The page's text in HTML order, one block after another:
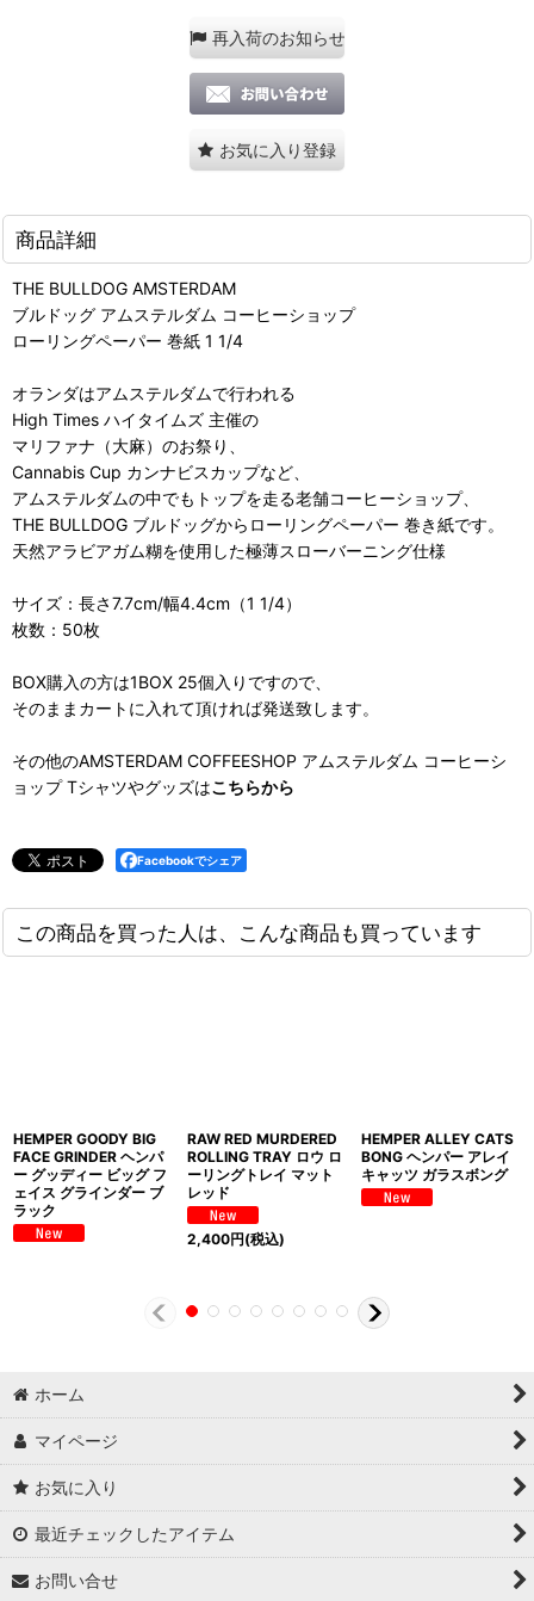
再入荷のお知らせ
お気に入り登録
商品詳細
THE BULLDOG AMSTERDAM
ブルドッグ アムステルダム コーヒーショップ
ローリングペーパー 巻紙 1 1/4
オランダはアムステルダムで行われる
High Times ハイタイムズ 主催の
マリファナ（大麻）のお祭り、
Cannabis Cup カンナビスカップなど、
アムステルダムの中でもトップを走る老舗コーヒーショップ、
THE BULLDOG ブルドッグからローリングペーパー 巻き紙です。
天然アラビアガム糊を使用した極薄スローバーニング仕様
サイズ：長さ7.7cm/幅4.4cm（1 1/4）
枚数：50枚
BOX購入の方は1BOX 25個入りですので、
そのままカートに入れて頂ければ発送致します。
その他のAMSTERDAM COFFEESHOP アムステルダム コーヒーシ
ョップ Tシャツやグッズはこちらから
Facebookでシェア
この商品を買った人は、こんな商品も買っています
HEMPER GOODY BIG
FACE GRINDER ヘンパ
ー グッディー ビッグ フ
ェイス グラインダー ブ
ラック
RAW RED MURDERED
ROLLING TRAY ロウ ロ
ーリングトレイ マット
レッド
2,400円(税込)
HEMPER ALLEY CATS
BONG ヘンパー アレイ
キャッツ ガラスボング
ホーム
マイページ
お気に入り
最近チェックしたアイテム
お問い合せ